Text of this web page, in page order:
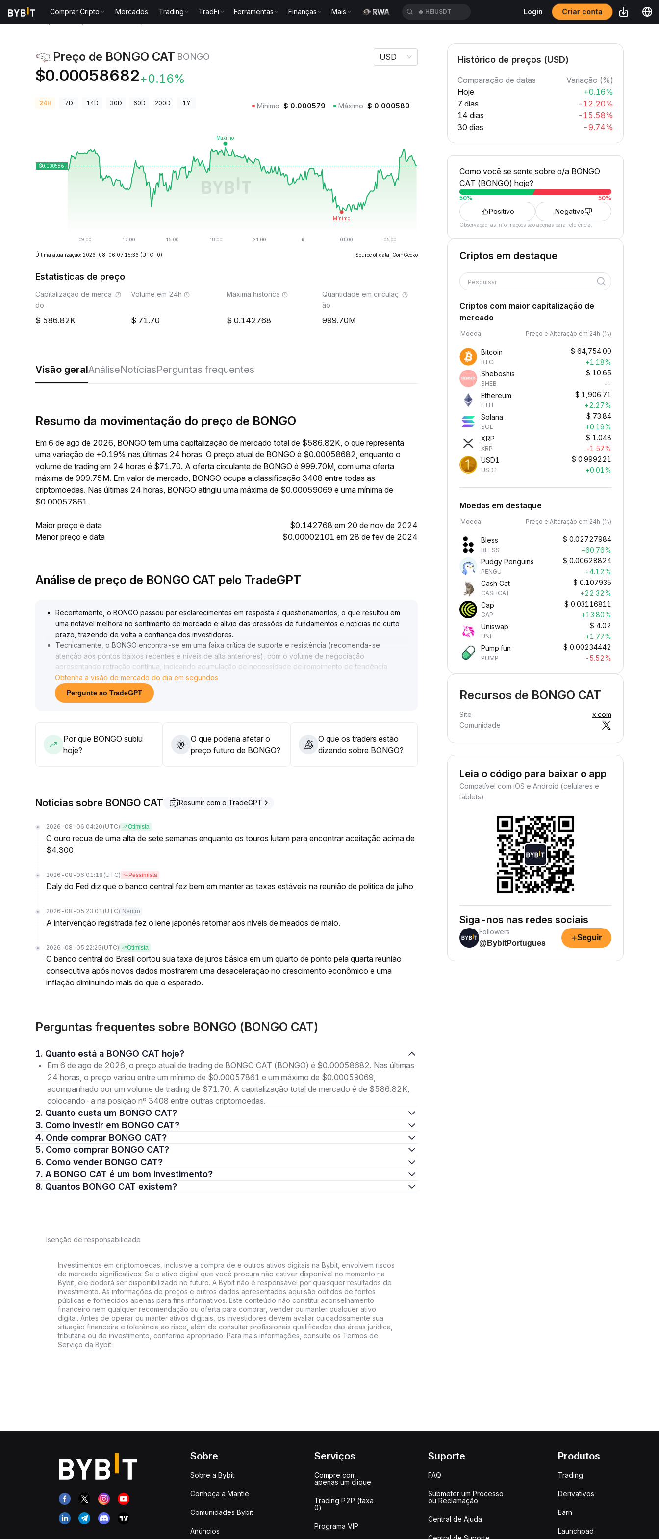
Comprar Cripto Mercados Trading TradFi Ferramentas Finanças Mais 🔥 HEIUSDT Login Criar conta
Preço de BONGO CAT BONGO
$0.00058682+0.16%
USD
24H 7D 14D 30D 60D 200D 1Y Mínimo $ 0.000579 Máximo $ 0.000589
Última atualização: 2026-08-06 07:15:36 (UTC+0) Source of data: CoinGecko
Estatisticas de preço
Capitalização de merca
do
586.82K
Volume em 24h
71.70
Máxima histórica
0.142768
Quantidade em circulaç
ão
999.70M
Visão geralAnáliseNotíciasPerguntas frequentes
Resumo da movimentação do preço de BONGO
Em 6 de ago de 2026, BONGO tem uma capitalização de mercado total de $586.82K, o que representa
uma variação de +0.19% nas últimas 24 horas. O preço atual de BONGO é $0.00058682, enquanto o
volume de trading em 24 horas é $71.70. A oferta circulante de BONGO é 999.70M, com uma oferta
máxima de 999.75M. Em valor de mercado, BONGO ocupa a classificação 3408 entre todas as
criptomoedas. Nas últimas 24 horas, BONGO atingiu uma máxima de $0.00059069 e uma mínima de
$0.00057861.
Maior preço e data
$0.142768 em 20 de nov de 2024
Menor preço e data
$0.00002101 em 28 de fev de 2024
Análise de preço de BONGO CAT pelo TradeGPT
Recentemente, o BONGO passou por esclarecimentos em resposta a questionamentos, o que resultou em
uma notável melhora no sentimento do mercado e alívio das pressões de fundamentos e notícias no curto
prazo, trazendo de volta a confiança dos investidores.
Tecnicamente, o BONGO encontra-se em uma faixa crítica de suporte e resistência (recomenda-se
atenção aos pontos baixos recentes e níveis de alta anteriores), com o volume de negociação
apresentando retração contínua, indicando acumulação de necessidade de rompimento de tendência
Estratégia sugerida: realizar posicionamentos exploratórios próximos ao limite inferior da faixa, com stop
loss rigoroso; caso haja rompimento em volume do nível de resistência com confirmação, pode-se seguir a
tendência
Obtenha a visão de mercado do dia em segundos
Pergunte ao TradeGPT
Por que BONGO subiu
hoje?
O que poderia afetar o
preço futuro de BONGO?
O que os traders estão
dizendo sobre BONGO?
Notícias sobre BONGO CAT Resumir com o TradeGPT
2026-08-06 04:20 (UTC) Otimista
O ouro recua de uma alta de sete semanas enquanto os touros lutam para encontrar aceitação acima de
$4.300
2026-08-06 01:18 (UTC) Pessimista
Daly do Fed diz que o banco central fez bem em manter as taxas estáveis na reunião de política de julho
2026-08-05 23:01 (UTC) Neutro
A intervenção registrada fez o iene japonês retornar aos níveis de meados de maio.
2026-08-05 22:25 (UTC) Otimista
O banco central do Brasil cortou sua taxa de juros básica em um quarto de ponto pela quarta reunião
consecutiva após novos dados mostrarem uma desaceleração no crescimento econômico e uma
inflação diminuindo mais do que o esperado.
Perguntas frequentes sobre BONGO (BONGO CAT)
1. Quanto está a BONGO CAT hoje?
Em 6 de ago de 2026, o preço atual de trading de BONGO CAT (BONGO) é $0.00058682. Nas últimas
24 horas, o preço variou entre um mínimo de $0.00057861 e um máximo de $0.00059069,
acompanhado por um volume de trading de $71.70. A capitalização total de mercado é de $586.82K,
colocando-a na posição nº 3408 entre outras criptomoedas.
2. Quanto custa um BONGO CAT?
3. Como investir em BONGO CAT?
4. Onde comprar BONGO CAT?
5. Como comprar BONGO CAT?
6. Como vender BONGO CAT?
7. A BONGO CAT é um bom investimento?
8. Quantos BONGO CAT existem?
Isenção de responsabilidade
Investimentos em criptomoedas, inclusive a compra de e outros ativos digitais na Bybit, envolvem riscos
de mercado significativos. Se o ativo digital que você procura não estiver disponível no momento na
Bybit, ele poderá ser disponibilizado no futuro. A Bybit não é responsável por quaisquer resultados de
investimento. As informações de preços e outros dados apresentados aqui são obtidos de fontes
públicas e fornecidos apenas para fins informativos. Este conteúdo não constitui aconselhamento
financeiro nem qualquer recomendação ou oferta para comprar, vender ou manter qualquer ativo
digital. Antes de operar ou manter ativos digitais, os investidores devem avaliar cuidadosamente sua
situação financeira e tolerância ao risco, além de consultar profissionais qualificados das áreas jurídica,
tributária ou de investimento, conforme apropriado. Para mais informações, consulte os Termos de
Serviço da Bybit.
Histórico de preços (USD)
Comparação de datas
Variação (%)
Hoje
+0.16%
7 dias
-12.20%
14 dias
-15.58%
30 dias
-9.74%
Como você se sente sobre o/a BONGO
CAT (BONGO) hoje?
50% 50%
Positivo Negativo
Observação: as informações são apenas para referência.
Criptos em destaque
Pesquisar
Criptos com maior capitalização de
mercado
Moeda Preço e Alteração em 24h (%)
Bitcoin
BTC
$ 64,754.00
+1.18%
Sheboshis
SHEB
$ 10.65
--
Ethereum
ETH
$ 1,906.71
+2.27%
Solana
SOL
$ 73.84
+0.19%
XRP
XRP
$ 1.048
-1.57%
USD1
USD1
$ 0.999221
+0.01%
Moedas em destaque
Moeda Preço e Alteração em 24h (%)
Bless
BLESS
$ 0.02727984
+60.76%
Pudgy Penguins
PENGU
$ 0.00628824
+4.12%
Cash Cat
CASHCAT
$ 0.107935
+22.32%
Cap
CAP
$ 0.03116811
+13.80%
Uniswap
UNI
$ 4.02
+1.77%
Pump.fun
PUMP
$ 0.00234442
-5.52%
Recursos de BONGO CAT
Site
x.com
Comunidade
Leia o código para baixar o app
Compatível com iOS e Android (celulares e
tablets)
Siga-nos nas redes sociais
Followers
@BybitPortugues
+Seguir
Sobre
Sobre a Bybit
Conheça a Mantle
Comunidades Bybit
Anúncios
Serviços
Compre com
apenas um clique
Trading P2P (taxa
0)
Programa VIP
Suporte
FAQ
Submeter um Processo
ou Reclamação
Central de Ajuda
Produtos
Trading
Derivativos
Earn
Launchpad